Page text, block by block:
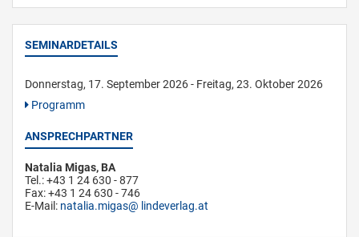
SEMINARDETAILS
Donnerstag, 17. September 2026 - Freitag, 23. Oktober 2026
Programm
ANSPRECHPARTNER
Natalia Migas, BA
Tel.: +43 1 24 630 - 877
Fax: +43 1 24 630 - 746
E-Mail: natalia.migas lindeverlag.at